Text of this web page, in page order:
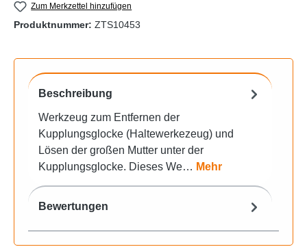
Zum Merkzettel hinzufügen
Produktnummer: ZTS10453
Beschreibung
Werkzeug zum Entfernen der
Kupplungsglocke (Haltewerkezeug) und
Lösen der großen Mutter unter der
Kupplungsglocke. Dieses We… Mehr
Bewertungen